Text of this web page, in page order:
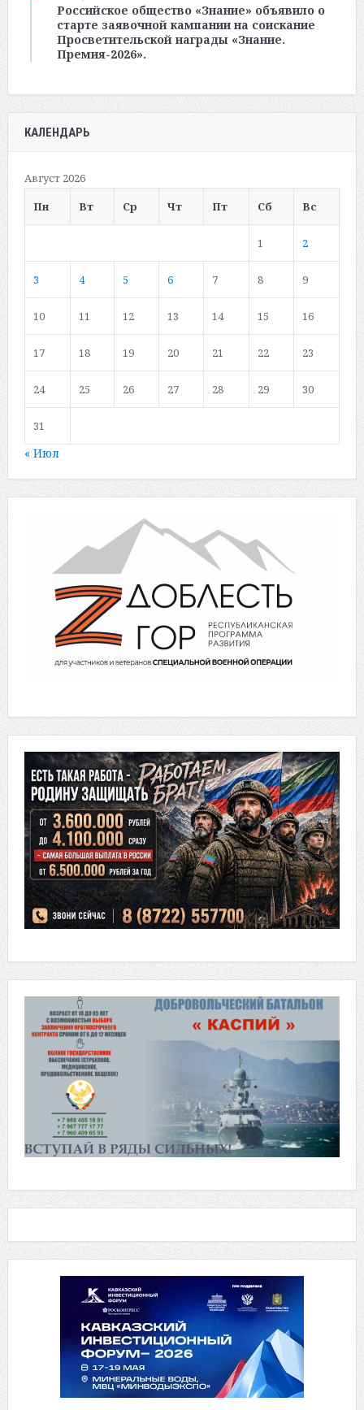
Российское общество «Знание» объявило о
старте заявочной кампании на соискание
Просветительской награды «Знание.
Премия-2026».
КАЛЕНДАРЬ
Август 2026
Пн
Вт Ср Чт Пт Сб Вс
1 2
3 4 5 6 7 8 9
10 11 12 13 14 15 16
17 18 19 20 21 22 23
24 25 26 27 28 29 30
31
« Июл